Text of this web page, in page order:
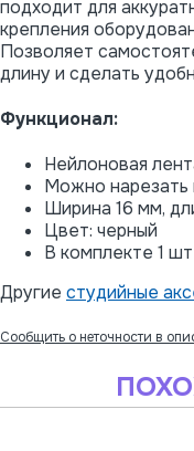
подходит для
крепления
Позволяет
длину и сделать
Функционал:
Нейлоновая
Можно нарезать
Ширина 16 мм,
Цвет: черный
В комплекте 1 шт
Другие студийные
Сообщить о неточности в